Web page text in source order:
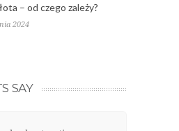
– od czego zależy?
2024
SAY